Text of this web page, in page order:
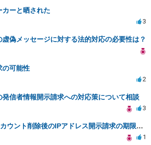
カーと晒された
3
虚偽メッセージに対する法的対応の必要性は？
の可能性
2
発信者情報開示請求への対応策について相談
3
X(Twitter)アカウント削除後のIPアドレス開示請求の期限は？
1